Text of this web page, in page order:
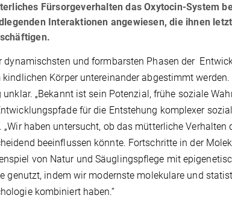
Fürsorgeverhalten das Oxytocin-System
Interaktionen angewiesen, die ihnen
dynamischsten und formbarsten Phasen der
Körper untereinander abgestimmt
„Bekannt ist sein Potenzial, frühe soziale
für die Entstehung komplexer
haben untersucht, ob das mütterliche Verhalten
beeinflussen könnte. Fortschritte in der
von Natur und Säuglingspflege mit
genutzt, indem wir modernste molekulare und
kombiniert haben.“